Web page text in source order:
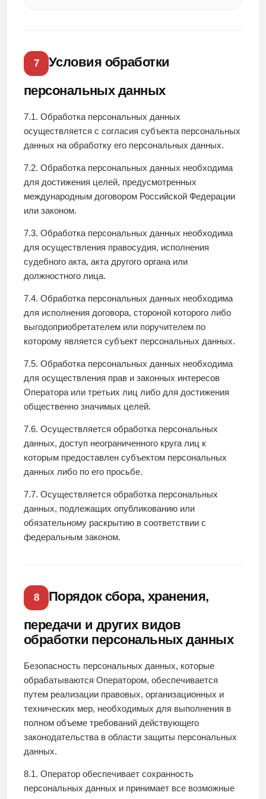
7
Условия обработки
персональных данных
7.1. Обработка персональных данных
осуществляется с согласия субъекта персональных
данных на обработку его персональных данных.
7.2. Обработка персональных данных необходима
для достижения целей, предусмотренных
международным договором Российской Федерации
или законом.
7.3. Обработка персональных данных необходима
для осуществления правосудия, исполнения
судебного акта, акта другого органа или
должностного лица.
7.4. Обработка персональных данных необходима
для исполнения договора, стороной которого либо
выгодоприобретателем или поручителем по
которому является субъект персональных данных.
7.5. Обработка персональных данных необходима
для осуществления прав и законных интересов
Оператора или третьих лиц либо для достижения
общественно значимых целей.
7.6. Осуществляется обработка персональных
данных, доступ неограниченного круга лиц к
которым предоставлен субъектом персональных
данных либо по его просьбе.
7.7. Осуществляется обработка персональных
данных, подлежащих опубликованию или
обязательному раскрытию в соответствии с
федеральным законом.
8
Порядок сбора, хранения,
передачи и других видов
обработки персональных данных
Безопасность персональных данных, которые
обрабатываются Оператором, обеспечивается
путем реализации правовых, организационных и
технических мер, необходимых для выполнения в
полном объеме требований действующего
законодательства в области защиты персональных
данных.
8.1. Оператор обеспечивает сохранность
персональных данных и принимает все возможные